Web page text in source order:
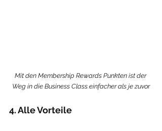
Mit den Membership Rewards Punkten ist der
Weg in die Business Class einfacher als je zuvor
4. Alle Vorteile